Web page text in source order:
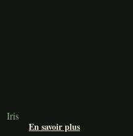
Iris
En savoir plus